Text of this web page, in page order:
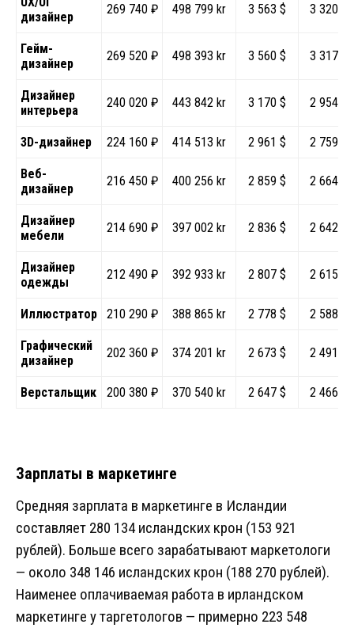
дизайнер
269 740 ₽ 498 799 kr 3 563 $ 3 320 €
Гейм-
дизайнер
269 520 ₽ 498 393 kr 3 560 $ 3 317 €
Дизайнер
интерьера
240 020 ₽ 443 842 kr 3 170 $ 2 954 €
3D-дизайнер 224 160 ₽ 414 513 kr 2 961 $ 2 759 €
Веб-
дизайнер
216 450 ₽ 400 256 kr 2 859 $ 2 664 €
Дизайнер
мебели
214 690 ₽ 397 002 kr 2 836 $ 2 642 €
Дизайнер
одежды
212 490 ₽ 392 933 kr 2 807 $ 2 615 €
Иллюстратор 210 290 ₽ 388 865 kr 2 778 $ 2 588 €
Графический
дизайнер
202 360 ₽ 374 201 kr 2 673 $ 2 491 €
Верстальщик 200 380 ₽ 370 540 kr 2 647 $ 2 466 €
Зарплаты в маркетинге
Средняя зарплата в маркетинге в Исландии
составляет 280 134 исландских крон (153 921
рублей). Больше всего зарабатывают маркетологи
— около 348 146 исландских крон (188 270 рублей).
Наименее оплачиваемая работа в ирландском
маркетинге у таргетологов — примерно 223 548